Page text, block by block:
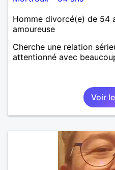
Homme divorcé(e) de 54
amoureuse
Cherche une relation
attentionné avec
Voir